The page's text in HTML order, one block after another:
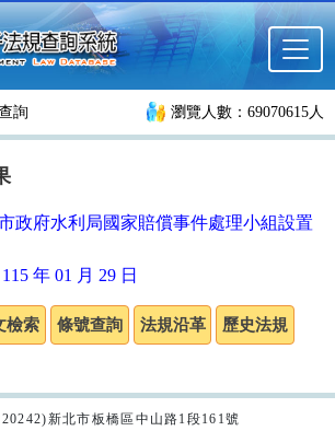
詢 瀏覽人數：69070615人
政府水利局國家賠償事件處理小組設置
年 01 月 29 日
新北市板橋區中山路1段161號